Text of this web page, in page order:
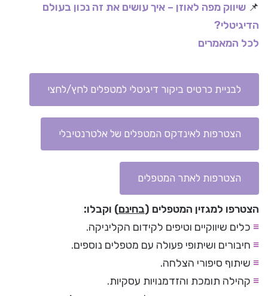
📌 שיווק מפה לאוזן – איך עושים את זה נכון בעולם
הדיגיטלי?
לכל המאמרים
לבניית כרטיס ביקור דיגיטלי למטפלים לחץ/לחצי
הצטרפות לאינדקס המטפלים של אלטרנטיבלי
הצטרפות לאתר המטפלים
הצטרפו למגזין המטפלים (בחינם) וקבלו:
≡ כלים שיווקיים וטיפים לקידום הקליניקה.
≡ חיבורים ושיתופי פעולה עם מטפלים נוספים.
≡ שיתוף סיפורי הצלחה.
≡ קהילה תומכת והזדמנויות עסקיות.